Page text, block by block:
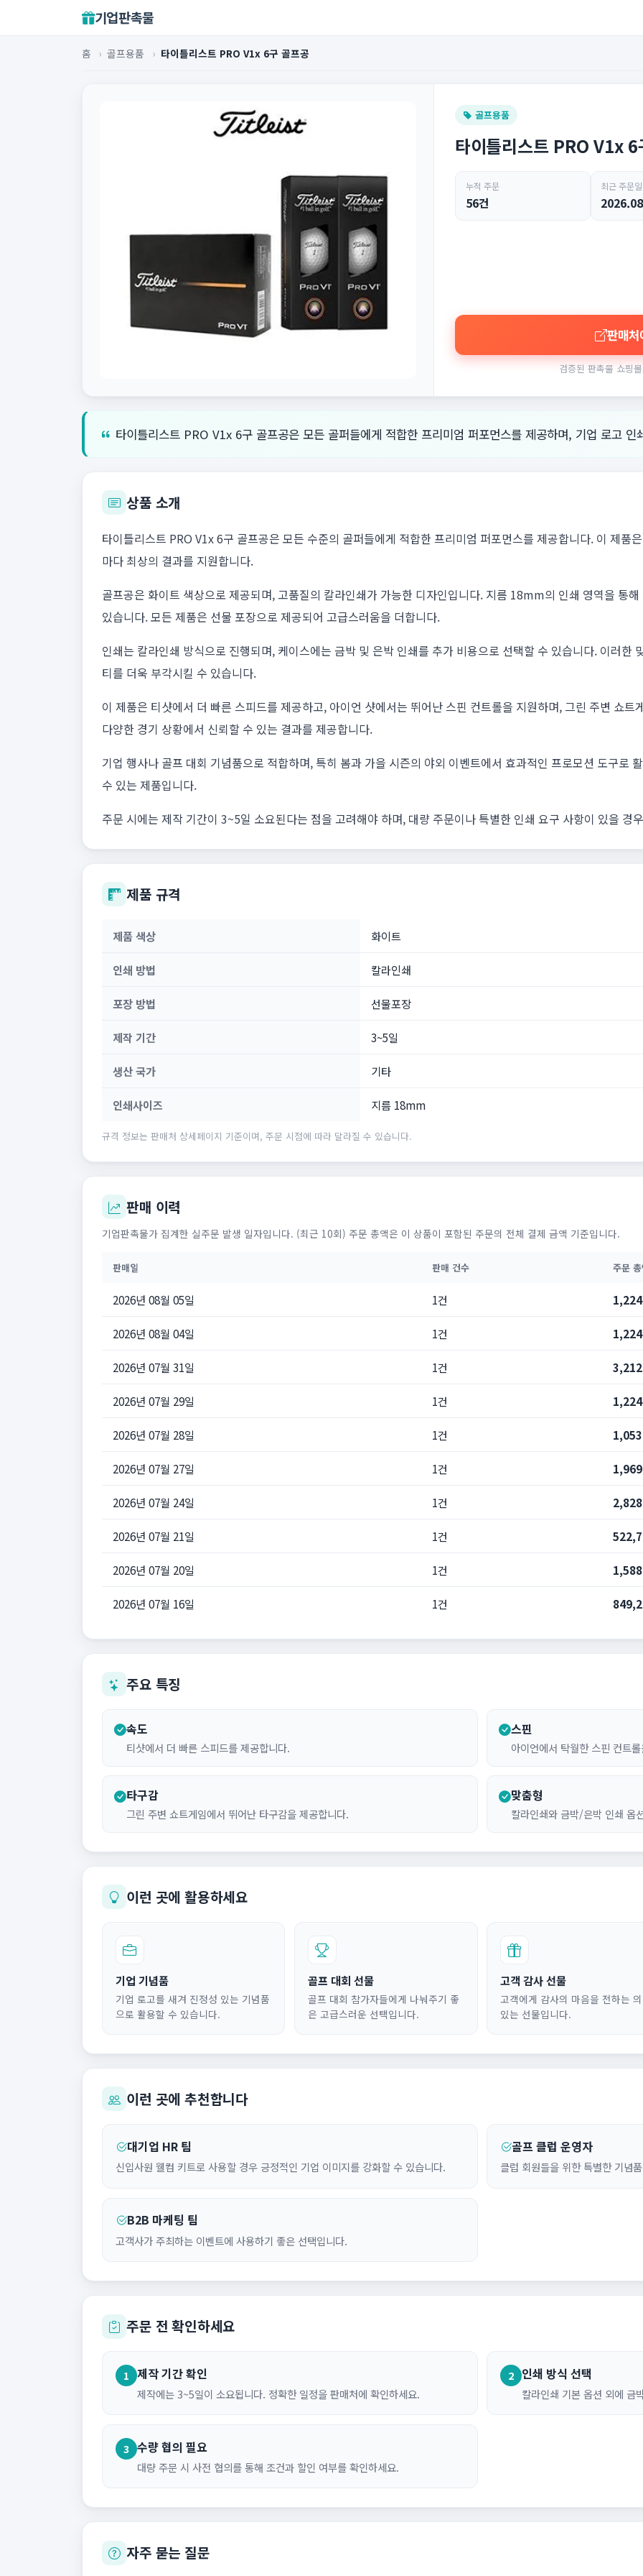
기업판촉물
홈 › 골프용품 › 타이틀리스트 PRO V1x 6구 골프공
골프용품
타이틀리스트 PRO V1x 6
누적 주문
56건
최근 주문일
판매처
검증된 판촉물 쇼핑
타이틀리스트 PRO V1x 6구 골프공은 모든 골퍼들에게 적합한 프리미엄 퍼포먼스를 제공하며, 기업 로고
상품 소개
타이틀리스트 PRO V1x 6구 골프공은 모든 수준의 골퍼들에게 적합한 프리미엄 퍼포먼스를 제공합니다. 이 제품
마다 최상의 결과를 지원합니다.
골프공은 화이트 색상으로 제공되며, 고품질의 칼라인쇄가 가능한 디자인입니다. 지름 18mm의 인쇄 영역을 통
있습니다. 모든 제품은 선물 포장으로 제공되어 고급스러움을 더합니다.
인쇄는 칼라인쇄 방식으로 진행되며, 케이스에는 금박 및 은박 인쇄를 추가 비용으로 선택할 수 있습니다. 이러한
티를 더욱 부각시킬 수 있습니다.
이 제품은 티샷에서 더 빠른 스피드를 제공하고, 아이언 샷에서는 뛰어난 스핀 컨트롤을 지원하며, 그린 주변 쇼
다양한 경기 상황에서 신뢰할 수 있는 결과를 제공합니다.
기업 행사나 골프 대회 기념품으로 적합하며, 특히 봄과 가을 시즌의 야외 이벤트에서 효과적인 프로모션 도구로
수 있는 제품입니다.
주문 시에는 제작 기간이 3~5일 소요된다는 점을 고려해야 하며, 대량 주문이나 특별한 인쇄 요구 사항이 있을 경
제품 규격
제품 색상 화이트
인쇄 방법 칼라인쇄
포장 방법 선물포장
제작 기간 3~5일
생산 국가 기타
인쇄사이즈 지름 18mm
규격 정보는 판매처 상세페이지 기준이며, 주문 시점에 따라 달라질 수 있습니다.
판매 이력
기업판촉물가 집계한 실주문 발생 일자입니다. (최근 10회) 주문 총액은 이 상품이 포함된 주문의 전체 결제 금액 기준입니다.
판매일 판매 건수 주문
2026년 08월 05일 1건
2026년 08월 04일 1건
2026년 07월 31일 1건
2026년 07월 29일 1건
2026년 07월 28일 1건
2026년 07월 27일 1건
2026년 07월 24일 1건
2026년 07월 21일 1건
2026년 07월 20일 1건
2026년 07월 16일 1건
주요 특징
속도
티샷에서 더 빠른 스피드를 제공합니다.
스핀
아이언에서 탁월한 스핀 컨트
타구감
그린 주변 쇼트게임에서 뛰어난 타구감을 제공합니다.
맞춤형
칼라인쇄와 금박/은박 인쇄 옵
이런 곳에 활용하세요
기업 기념품
기업 로고를 새겨 진정성 있는 기념품
으로 활용할 수 있습니다.
골프 대회 선물
골프 대회 참가자들에게 나눠주기 좋
은 고급스러운 선택입니다.
고객 감사 선물
고객에게 감사의 마음을 전하는
있는 선물입니다.
이런 곳에 추천합니다
대기업 HR 팀
신입사원 웰컴 키트로 사용할 경우 긍정적인 기업 이미지를 강화할 수 있습니다.
골프 클럽 운영자
클럽 회원들을 위한 특별한 기념
B2B 마케팅 팀
고객사가 주최하는 이벤트에 사용하기 좋은 선택입니다.
주문 전 확인하세요
1 제작 기간 확인
제작에는 3~5일이 소요됩니다. 정확한 일정을 판매처에 확인하세요.
2 인쇄 방식 선택
칼라인쇄 기본 옵션 외에 금
3 수량 협의 필요
대량 주문 시 사전 협의를 통해 조건과 할인 여부를 확인하세요.
자주 묻는 질문